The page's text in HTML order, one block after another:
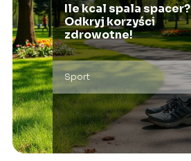
Ile kcal spala spacer?
Odkryj korzyści
zdrowotne!
Sport